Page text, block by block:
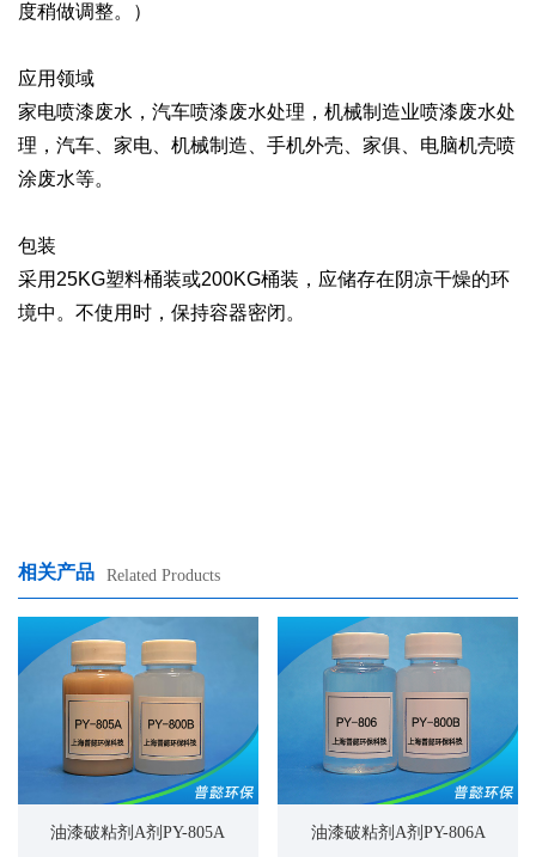
度稍做调整。）
应用领域
家电喷漆废水，汽车喷漆废水处理，机械制造业喷漆废水处
理，汽车、家电、机械制造、手机外壳、家俱、电脑机壳喷
涂废水等。
包装
采用25KG塑料桶装或200KG桶装，应储存在阴凉干燥的环
境中。不使用时，保持容器密闭。
相关产品 Related Products
油漆破粘剂A剂PY-805A 油漆破粘剂A剂PY-806A